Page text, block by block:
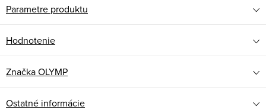
Parametre produktu
Hodnotenie
ZnačkaOLYMP
Ostatné informácie